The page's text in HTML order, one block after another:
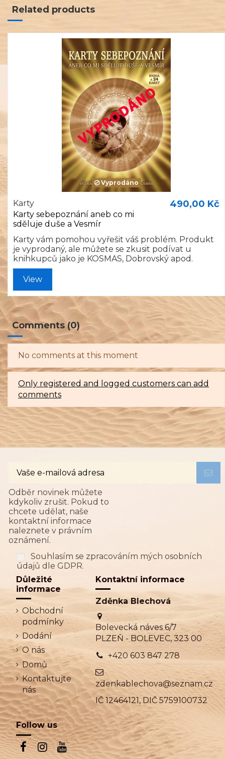
Related products
Vyprodáno
Karty
Karty sebepoznání aneb co mi
sděluje duše a Vesmír
490,00 Kč
Karty vám pomohou vyřešit váš problém. Produkt
je vyprodaný, ale můžete se zkusit podívat u
knihkupců jako je KOSMAS, Dobrovský apod.
View
Comments (0)
No comments at this moment
Only registered and logged customers can add
comments
Odběr novinek můžete
kdykoliv zrušit. Pokud to
chcete udělat, naše
kontaktní informace
naleznete v právním
oznámení.
Souhlasím se zpracováním mých osobních
údajů dle GDPR.
Důležité
informace
Obchodní
podmínky
Dodání
O nás
Domů
Kontaktujte
nás
Kontaktní informace
Zděnka Blechová
Bolevecká náves 6/7
PLZEŇ - BOLEVEC, 323 00
+420 603 847 278
zdenkablechova@seznam.cz
IČ 12464121, DIČ 5759100732
Follow us